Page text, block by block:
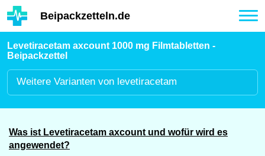
Hauptinhalt
Beipackzetteln.de
Levetiracetam axcount 1000 mg Filmtabletten -
Beipackzettel
Weitere Varianten von levetiracetam
Was ist Levetiracetam axcount und wofür wird es
angewendet?